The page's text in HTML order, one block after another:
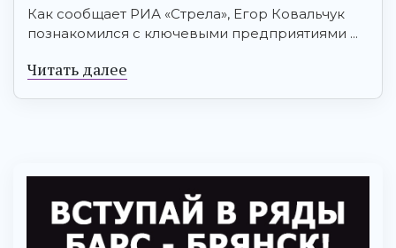
Как сообщает РИА «Стрела», Егор Ковальчук
познакомился с ключевыми предприятиями ...
Читать далее